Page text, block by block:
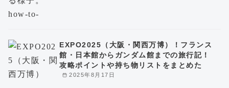
2025年8月17日
EXPO2025（大阪・関西万博）！フランス
館・日本館からガンダム館までの旅行記！
攻略ポイントや持ち物リストをまとめた